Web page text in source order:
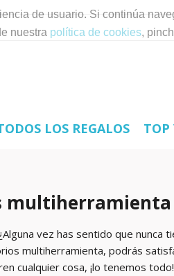
de usuario. Si continúa
nuestra política de cookies,
LOS REGALOS TOP
multiherramienta
vez has sentido que
multiherramienta, podrás
cualquier cosa, ¡lo tenemos